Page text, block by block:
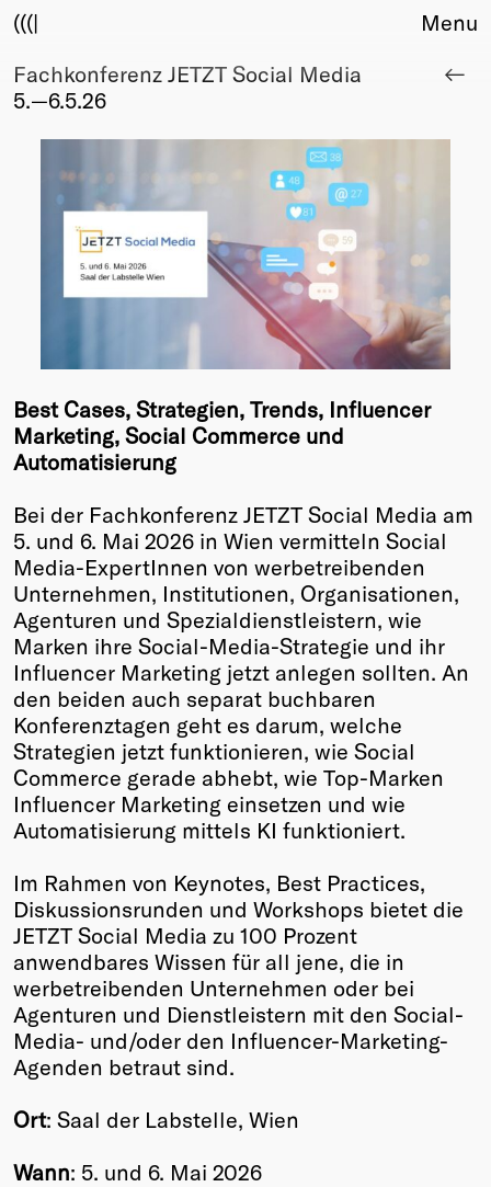
(((|
About
Club
Fair Work
Events
Upcoming
Membership
Members
Young Creatives
Friends of Creativity
Winners
2026
Past
Annual
Menu
Fachkonferenz JETZT Social Media
5.—6.5.26
Best Cases, Strategien, Trends, Influencer
Marketing, Social Commerce und
Automatisierung
Bei der Fachkonferenz JETZT Social Media am
5. und 6. Mai 2026 in Wien vermitteln Social
Media-ExpertInnen von werbetreibenden
Unternehmen, Institutionen, Organisationen,
Agenturen und Spezialdienstleistern, wie
Marken ihre Social-Media-Strategie und ihr
Influencer Marketing jetzt anlegen sollten. An
den beiden auch separat buchbaren
Konferenztagen geht es darum, welche
Strategien jetzt funktionieren, wie Social
Commerce gerade abhebt, wie Top-Marken
Influencer Marketing einsetzen und wie
Automatisierung mittels KI funktioniert.
Im Rahmen von Keynotes, Best Practices,
Diskussionsrunden und Workshops bietet die
JETZT Social Media zu 100 Prozent
anwendbares Wissen für all jene, die in
werbetreibenden Unternehmen oder bei
Agenturen und Dienstleistern mit den Social-
Media- und/oder den Influencer-Marketing-
Agenden betraut sind.
Ort: Saal der Labstelle, Wien
Wann: 5. und 6. Mai 2026